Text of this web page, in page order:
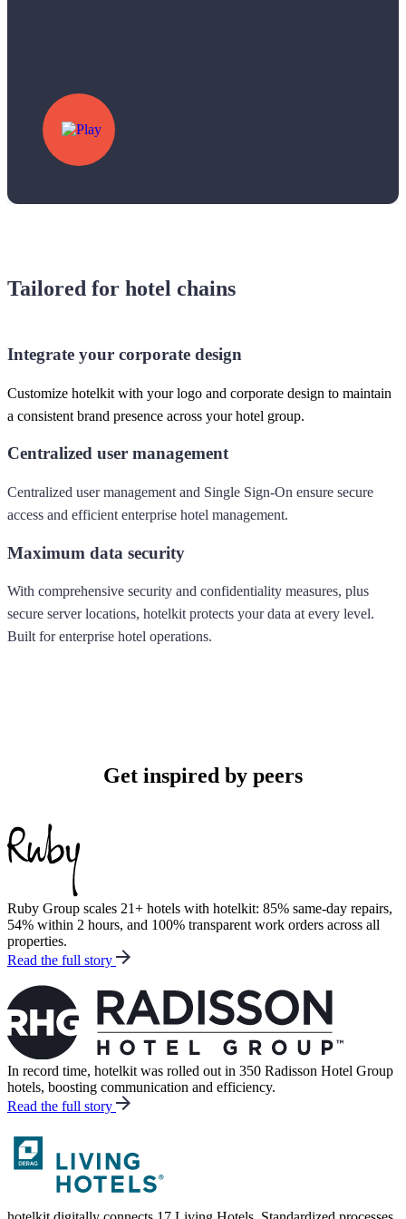
Tailored for hotel chains
Integrate your corporate design
Customize hotelkit with your logo and corporate design to maintain
a consistent brand presence across your hotel group.
Centralized user management
Centralized user management and Single Sign-On ensure secure
access and efficient enterprise hotel management.
Maximum data security
With comprehensive security and confidentiality measures, plus
secure server locations, hotelkit protects your data at every level.
Built for enterprise hotel operations.
Get inspired by peers
Ruby Group scales 21+ hotels with hotelkit: 85% same-day repairs,
54% within 2 hours, and 100% transparent work orders across all
properties.
Read the full story
In record time, hotelkit was rolled out in 350 Radisson Hotel Group
hotels, boosting communication and efficiency.
Read the full story